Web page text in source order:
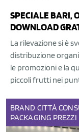
SPECIALE BARI,
DOWNLOAD
La rilevazione si è
distribuzione
le promozioni e la
piccoli frutti nei
BRAND CITTÀ
PACKAGING PREZZI